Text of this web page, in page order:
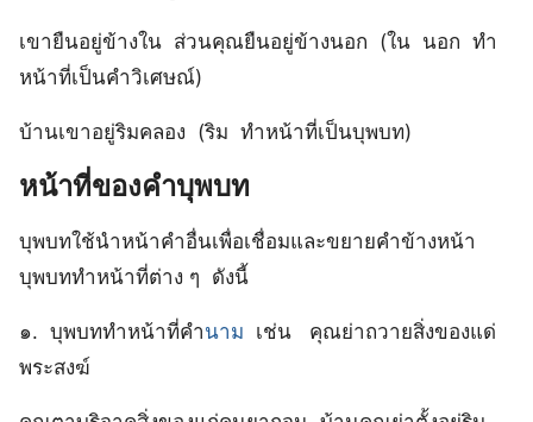
เขายืนอยู่ข้างใน ส่วนคุณยืนอยู่ข้างนอก (ใน นอก ทำ
หน้าที่เป็นคำวิเศษณ์)
บ้านเขาอยู่ริมคลอง (ริม ทำหน้าที่เป็นบุพบท)
หน้าที่ของคำบุพบท
บุพบทใช้นำหน้าคำอื่นเพื่อเชื่อมและขยายคำข้างหน้า
บุพบททำหน้าที่ต่าง ๆ ดังนี้
๑. บุพบททำหน้าที่คำนาม เช่น คุณย่าถวายสิ่งของแด่
พระสงฆ์